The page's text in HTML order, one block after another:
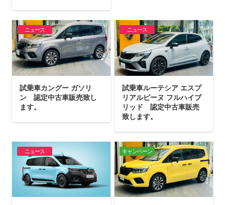
ニュース
試乗車カングー ガソリ
ン 認定中古車販売致し
ます。
ニュース
試乗車ルーテシア エスプ
リアルピーヌ フルハイブ
リッド 認定中古車販売
致します。
ニュース キャンペーン